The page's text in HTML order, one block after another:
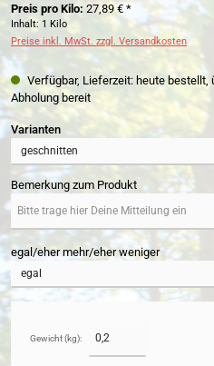
Preis pro Kilo: 27,89 € *
Inhalt: 1 Kilo
Preise inkl. MwSt. zzgl. Versandkosten
Verfügbar, Lieferzeit: heute bestellt,
Abholung bereit
Variantenauswählen
Bemerkung zum Produkt
egal/eher mehr/eher weniger
Gewicht (kg):